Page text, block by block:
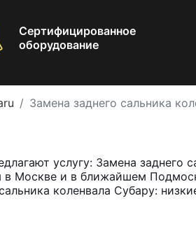
Сертифицированное
оборудование
Замена заднего сальника
услугу: Замена заднего
в Москве и в ближайшем
коленвала Субару: